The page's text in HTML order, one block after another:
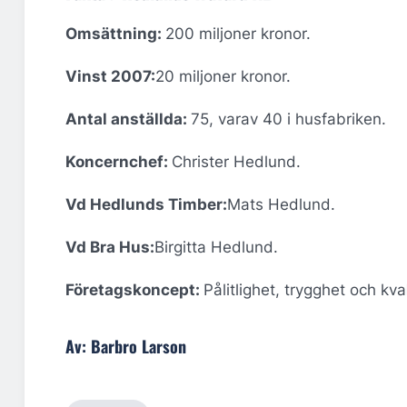
Omsättning: 200 miljoner kronor.
Vinst 2007:20 miljoner kronor.
Antal anställda: 75, varav 40 i husfabriken.
Koncernchef: Christer Hedlund.
Vd Hedlunds Timber:Mats Hedlund.
Vd Bra Hus:Birgitta Hedlund.
Företagskoncept: Pålitlighet, trygghet och
Av: Barbro Larson